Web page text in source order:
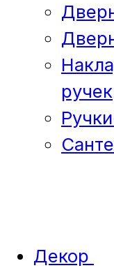
ручек
Декор